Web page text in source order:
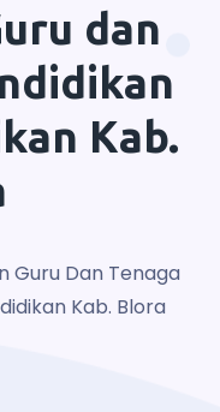
dan
Kab.
Guru Dan Tenaga
Kab. Blora